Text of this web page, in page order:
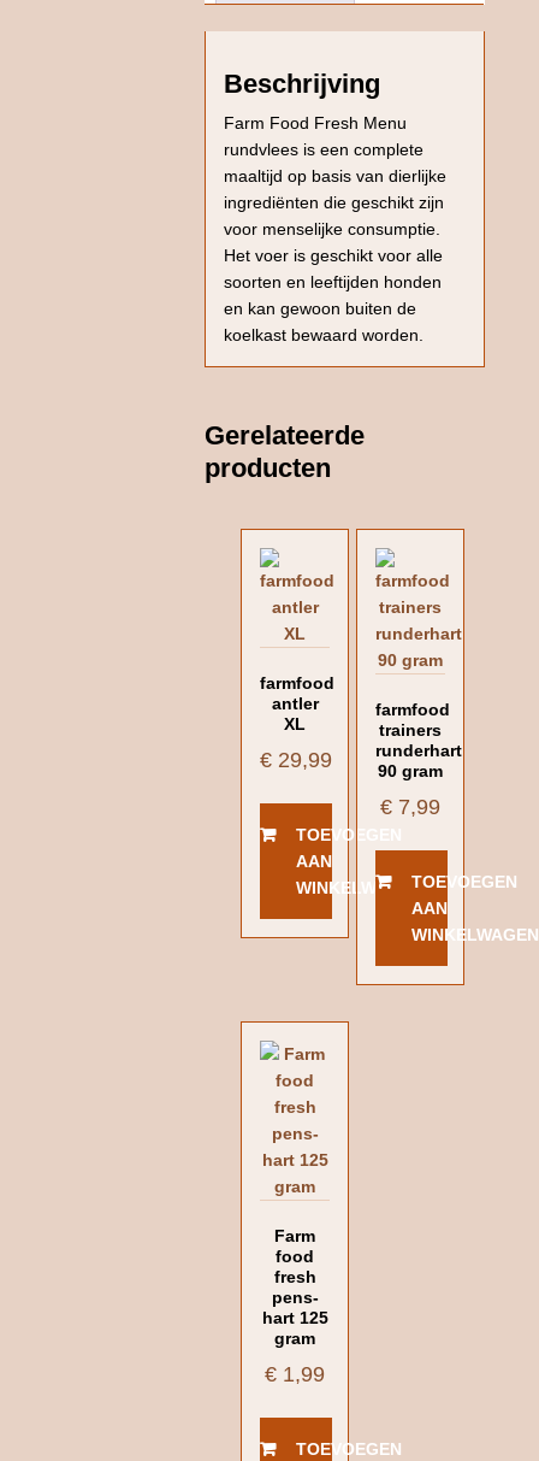
Beschrijving
Farm Food Fresh Menu
rundvlees is een complete
maaltijd op basis van dierlijke
ingrediënten die geschikt zijn
voor menselijke consumptie.
Het voer is geschikt voor alle
soorten en leeftijden honden
en kan gewoon buiten de
koelkast bewaard worden.
Gerelateerde
producten
farmfood
antler
XL
€ 29,99
TOEVOEGEN
AAN
WINKELWAGEN
farmfood
trainers
runderhart
90 gram
€ 7,99
TOEVOEGEN
AAN
WINKELWAGEN
Farm
food
fresh
pens-
hart 125
gram
€ 1,99
TOEVOEGEN